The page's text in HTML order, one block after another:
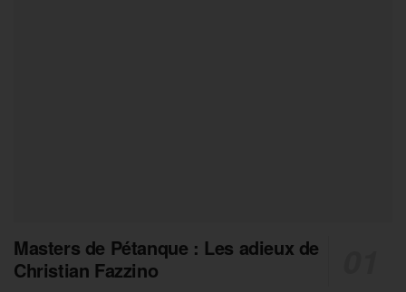
Masters de Pétanque : Les adieux de
Christian Fazzino